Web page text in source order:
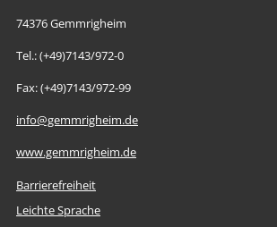
74376 Gemmrigheim
Tel.: (+49)7143/972-0
Fax: (+49)7143/972-99
info@gemmrigheim.de
www.gemmrigheim.de
Barrierefreiheit
Leichte Sprache